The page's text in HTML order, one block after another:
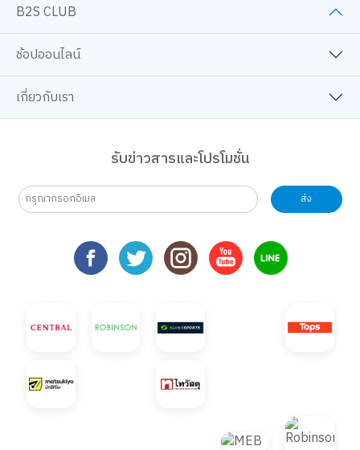
B2S CLUB
ช้อปออนไลน์
เกี่ยวกับเรา
รับข่าวสารและโปรโมชั่น
ส่ง